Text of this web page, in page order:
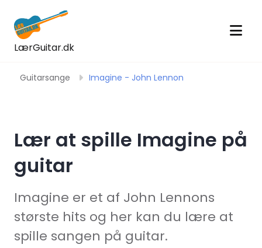
LærGuitar.dk
Guitarsange Imagine - John Lennon
Lær at spille Imagine på
guitar
Imagine er et af John Lennons
største hits og her kan du lære at
spille sangen på guitar.